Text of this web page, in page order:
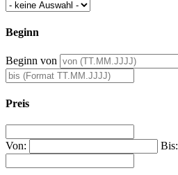
Beginn
Beginn von
Preis
Von: Bis: